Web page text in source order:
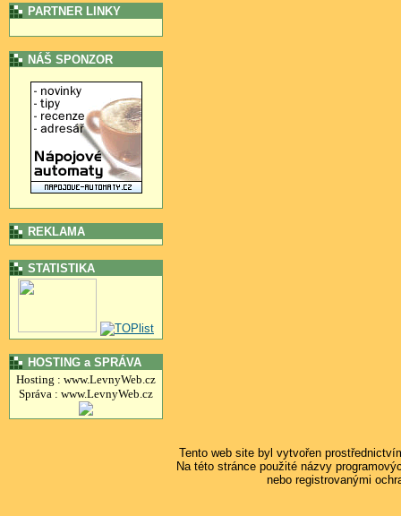
PARTNER LINKY
NÁŠ SPONZOR
REKLAMA
STATISTIKA
HOSTING a SPRÁVA
Hosting : www.LevnyWeb.cz
Správa : www.LevnyWeb.cz
Tento web site byl vytvořen
Na této stránce použité názvy
nebo registrovanými